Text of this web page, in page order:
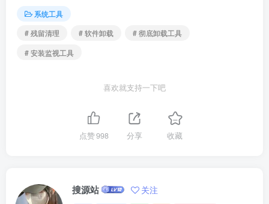
系统工具
# 残留清理
# 软件卸载
# 彻底卸载工具
# 安装监视工具
喜欢就支持一下吧
点赞998 分享 收藏
搜源站 关注